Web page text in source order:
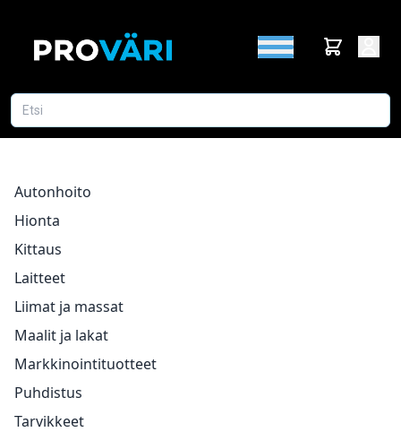
Autonhoito
Hionta
Kittaus
Laitteet
Liimat ja massat
Maalit ja lakat
Markkinointituotteet
Puhdistus
Tarvikkeet